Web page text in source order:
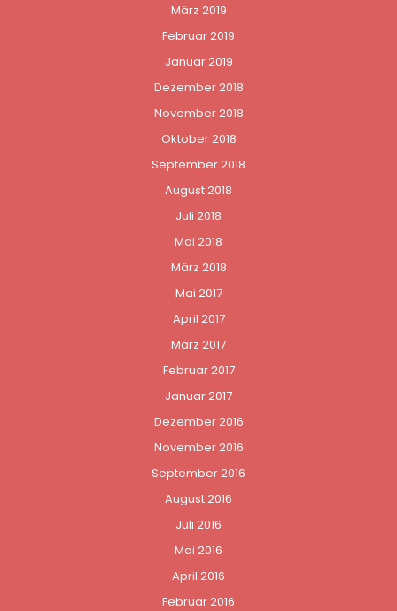
März 2019
Februar 2019
Januar 2019
Dezember 2018
November 2018
Oktober 2018
September 2018
August 2018
Juli 2018
Mai 2018
März 2018
Mai 2017
April 2017
März 2017
Februar 2017
Januar 2017
Dezember 2016
November 2016
September 2016
August 2016
Juli 2016
Mai 2016
April 2016
Februar 2016